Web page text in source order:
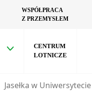
WSPÓŁPRACA
Z PRZEMYSŁEM
CENTRUM
LOTNICZE
Jasełka w